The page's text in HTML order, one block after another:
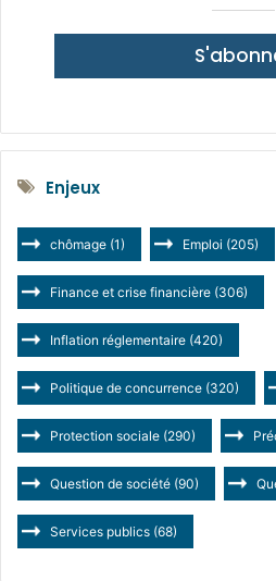
Enjeux
chômage (1) Emploi (205)
Finance et crise financière (306)
Inflation réglementaire (420)
Politique de concurrence (320)
Protection sociale (290)
Question de société (90)
Services publics (68)